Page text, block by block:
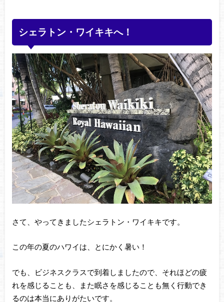
シェラトン・ワイキキへ！
さて、やってきましたシェラトン・ワイキキです。
この年の夏のハワイは、とにかく暑い！
でも、ビジネスクラスで到着しましたので、それほどの疲
れを感じることも、また眠さを感じることも無く行動でき
るのは本当にありがたいです。